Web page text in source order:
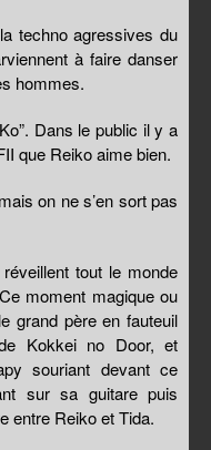
techno agressives du
à faire danser
hommes.
Dans le public il y a
que Reiko aime bien.
on ne s’en sort pas
tout le monde
moment magique ou
grand père en fauteuil
Kokkei no Door, et
souriant devant ce
sur sa guitare puis
entre Reiko et Tida.